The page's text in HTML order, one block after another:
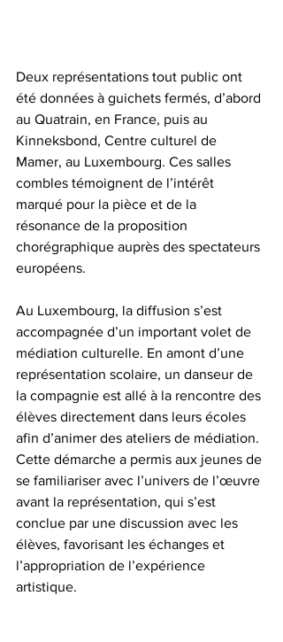
Deux représentations tout public ont
été données à guichets fermés, d’abord
au Quatrain, en France, puis au
Kinneksbond, Centre culturel de
Mamer, au Luxembourg. Ces salles
combles témoignent de l’intérêt
marqué pour la pièce et de la
résonance de la proposition
chorégraphique auprès des spectateurs
européens.
Au Luxembourg, la diffusion s’est
accompagnée d’un important volet de
médiation culturelle. En amont d’une
représentation scolaire, un danseur de
la compagnie est allé à la rencontre des
élèves directement dans leurs écoles
afin d’animer des ateliers de médiation.
Cette démarche a permis aux jeunes de
se familiariser avec l’univers de l’œuvre
avant la représentation, qui s’est
conclue par une discussion avec les
élèves, favorisant les échanges et
l’appropriation de l’expérience
artistique.